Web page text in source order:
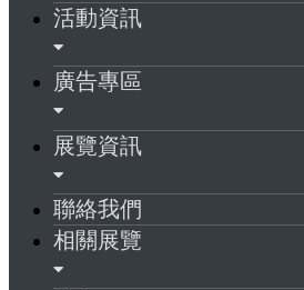
活動資訊
廣告專區
展覽資訊
聯絡我們
相關展覽